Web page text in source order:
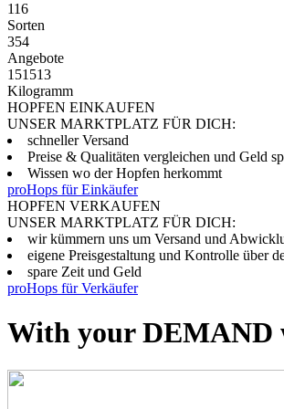
116
Sorten
354
Angebote
151513
Kilogramm
HOPFEN EINKAUFEN
UNSER MARKTPLATZ FÜR DICH:
schneller Versand
Preise & Qualitäten vergleichen und Geld
Wissen wo der Hopfen herkommt
proHops für Einkäufer
HOPFEN VERKAUFEN
UNSER MARKTPLATZ FÜR DICH:
wir kümmern uns um Versand und
eigene Preisgestaltung und Kontrolle über
spare Zeit und Geld
proHops für Verkäufer
With your DEMAND